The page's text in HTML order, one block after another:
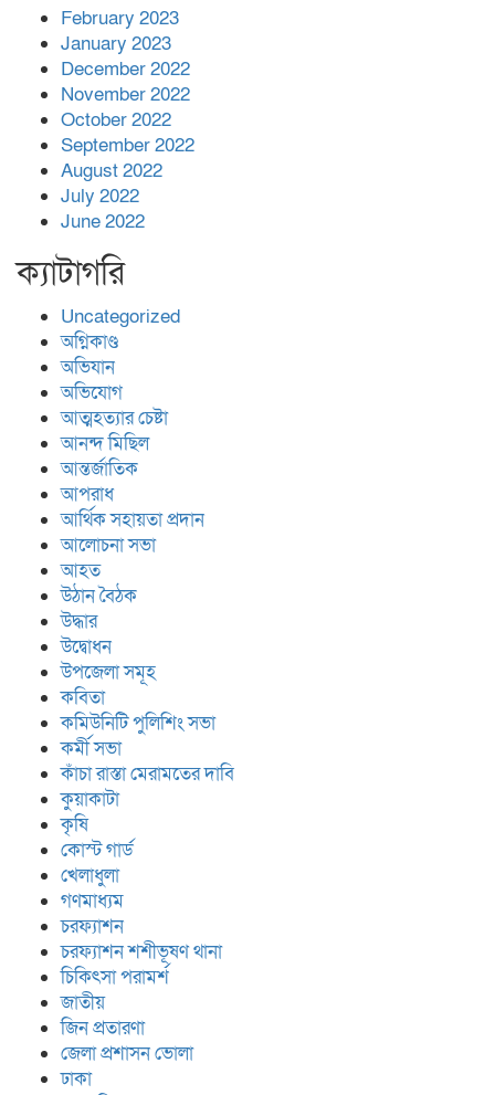
February 2023
January 2023
December 2022
November 2022
October 2022
September 2022
August 2022
July 2022
June 2022
ক্যাটাগরি
Uncategorized
অগ্নিকাণ্ড
অভিযান
অভিযোগ
আত্মহত্যার চেষ্টা
আনন্দ মিছিল
আন্তর্জাতিক
আপরাধ
আর্থিক সহায়তা প্রদান
আলোচনা সভা
আহত
উঠান বৈঠক
উদ্ধার
উদ্বোধন
উপজেলা সমূহ
কবিতা
কমিউনিটি পুলিশিং সভা
কর্মী সভা
কাঁচা রাস্তা মেরামতের দাবি
কুয়াকাটা
কৃষি
কোস্ট গার্ড
খেলাধুলা
গণমাধ্যম
চরফ্যাশন
চরফ্যাশন শশীভূষণ থানা
চিকিৎসা পরামর্শ
জাতীয়
জিন প্রতারণা
জেলা প্রশাসন ভোলা
ঢাকা